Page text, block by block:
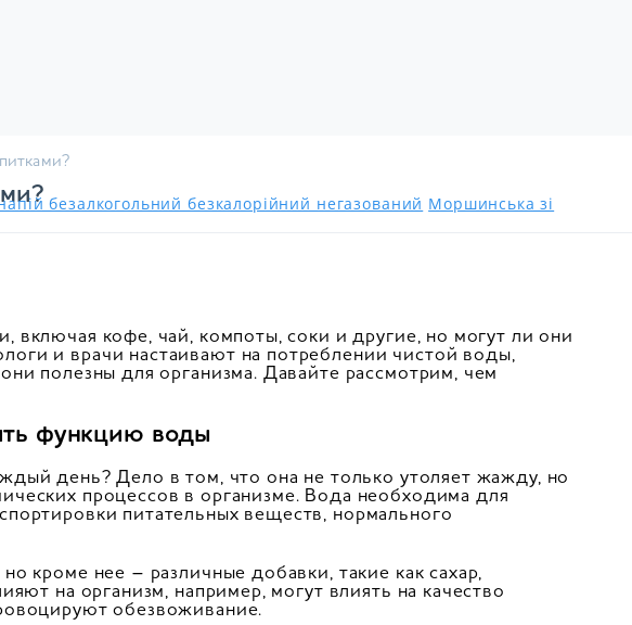
безалкогольний безкалорійний негазований Моршинська зі
включая кофе, чай, компоты, соки и другие, но могут ли они
и врачи настаивают на потреблении чистой воды,
полезны для организма. Давайте рассмотрим, чем
функцию воды
день? Дело в том, что она не только утоляет жажду, но
процессов в организме. Вода необходима для
питательных веществ, нормального
кроме нее – различные добавки, такие как сахар,
на организм, например, могут влиять на качество
обезвоживание.